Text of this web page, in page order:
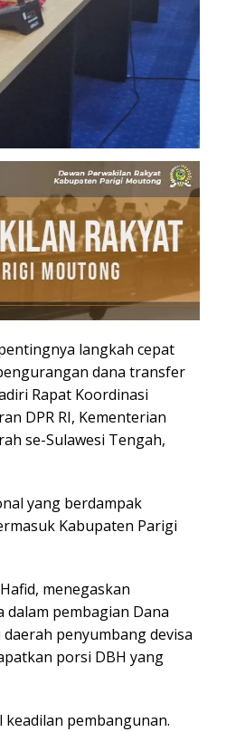
langkah cepat
dana transfer
Rapat Koordinasi
DPR RI, Kementerian
se-Sulawesi Tengah,
yang berdampak
Kabupaten Parigi
menegaskan
pembagian Dana
penyumbang devisa
porsi DBH yang
keadilan pembangunan.